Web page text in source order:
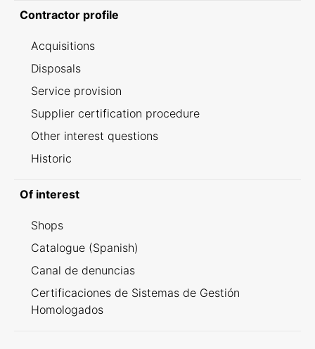
Contractor profile
Acquisitions
Disposals
Service provision
Supplier certification procedure
Other interest questions
Historic
Of interest
Shops
Catalogue (Spanish)
Canal de denuncias
Certificaciones de Sistemas de Gestión
Homologados